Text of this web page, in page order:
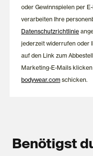
Entdecke BHs, Slips,
Pants, Boxershorts,
funktionale Basics für
Pyjamas, Nachthemden,
komfortable Loungewear
Erfahrung.
oder Gewinnspielen per
verarbeiten Ihre
Datenschutzrichtlinie
jederzeit widerrufen oder
auf den Link zum
Marketing-E-Mails
bodywear.com schicken.
Benötigst